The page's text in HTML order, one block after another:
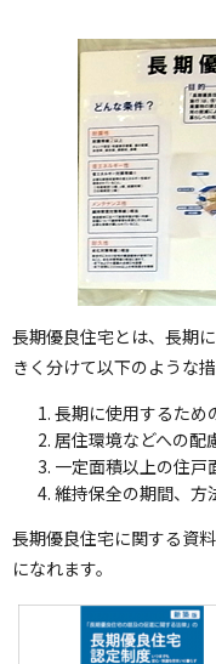
長期優良住宅とは、長期
きく分けて以下のような
長期に使用するため
居住環境などへの配
一定面積以上の住戸
維持保全の期間、方
長期優良住宅に関する資
になれます。